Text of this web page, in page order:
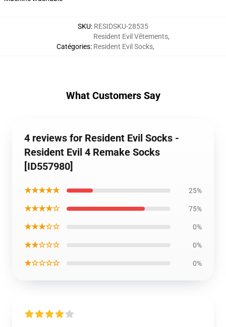
SKU: RESIDSKU-28535
Catégories:
Resident Evil Vêtements,
Resident Evil Socks,
What Customers Say
4 reviews for Resident Evil Socks -
Resident Evil 4 Remake Socks
[ID557980]
★★★★★ 25%
★★★★☆ 75%
★★★☆☆ 0%
★★☆☆☆ 0%
★☆☆☆☆ 0%